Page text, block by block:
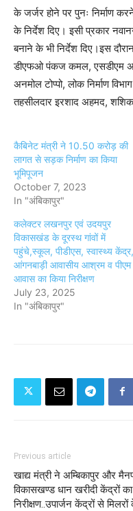
के जर्जर होने पर पुनः निर्माण
के निर्देश दिए। इसी प्रकार
बनाने के भी निर्देश दिए।इस
डीएफओ पंकज कमल, एसडीएम
अनमोल टोप्पो, लोक निर्माण
तहसीलदार इरशाद अहमद,
कैबिनेट मंत्री ने 10.50 करोड़ की
लागत से सड़क निर्माण का किया
भूमिपूजन
October 7, 2023
In "अंबिकापुर"
कलेक्टर लखनपुर एवं उदयपुर
विकासखंड के दूरस्थ गांवों में
पहुंचे,स्कूल, पीडीएस, स्वास्थ्य केंद्र,
आंगनबाड़ी आवासीय आश्रम व पीएम
आवास का किया निरीक्षण
July 23, 2025
In "अंबिकापुर"
Previous article
खाद्य मंत्री ने अम्बिकापुर और
विकासखण्ड धान खरीदी केंद्रों का
निरीक्षण..उपार्जन केंद्रों से